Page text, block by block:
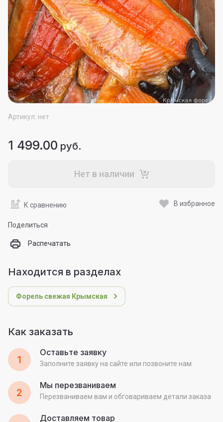
Артикул: нет
1 499.00 руб.
Нет в наличии
К сравнению В избранное
Поделиться
Распечатать
Находится в разделах
Форель свежая Крымская
Как заказать
1
Оставьте заявку
Заполните заявку на сайте или позвоните нам
2
Мы перезваниваем
Перезваниваем вам и обговариваем детали заказа
Доставляем товар